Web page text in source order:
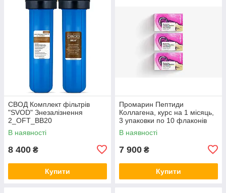
СВОД Комплект фільтрів
"SVOD" Знезалізнення
2_OFT_BB20
В наявності
8 400 ₴
Купити
Промарин Пептиди
Коллагена, курс на 1 місяць,
3 упаковки по 10 флаконів
В наявності
7 900 ₴
Купити